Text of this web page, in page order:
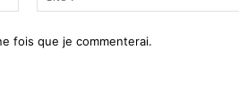
:*
fois que je commenterai.